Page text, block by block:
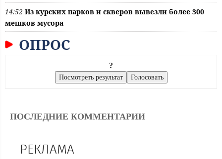
14:52 Из курских парков и скверов вывезли более 300
мешков мусора
ОПРОС
?
ПОСЛЕДНИЕ КОММЕНТАРИИ
РЕКЛАМА